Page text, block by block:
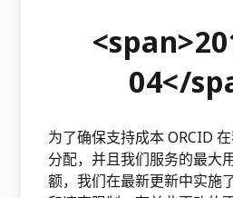
04</
为了确保支持成本 ORCID
分配，并且我们服务的最大
额，我们在最新更新中实施